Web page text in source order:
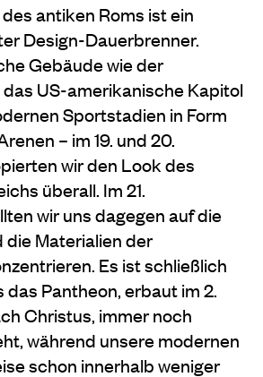
antiken Roms ist ein
Design-Dauerbrenner.
Gebäude wie der
US-amerikanische Kapitol
Sportstadien in Form
– im 19. und 20.
wir den Look des
überall. Im 21.
wir uns dagegen auf die
Materialien der
Es ist schließlich
das Pantheon, erbaut im 2.
Christus, immer noch
während unsere modernen
schon innerhalb weniger